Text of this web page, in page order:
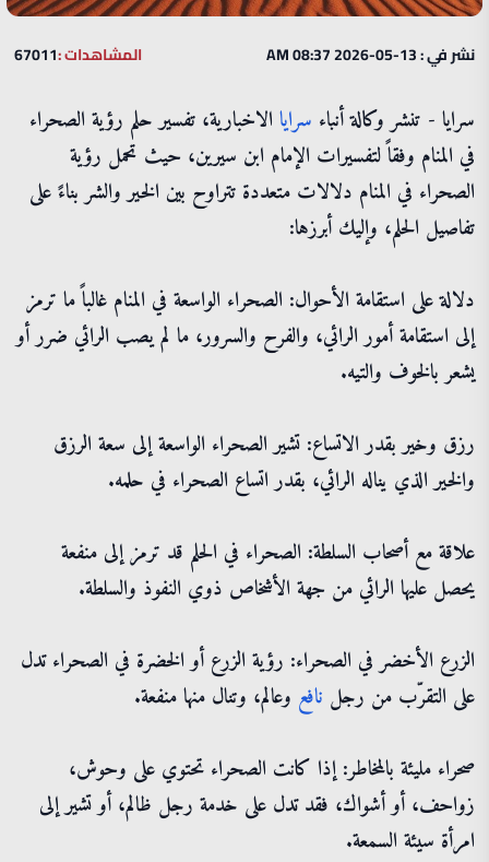
نشر في : 13-05-2026 08:37 AM المشاهدات :67011
سرايا - تنشر وكالة أنباء سرايا الاخبارية، تفسير حلم رؤية الصحراء
في المنام وفقاً لتفسيرات الإمام ابن سيرين، حيث تحمل رؤية
الصحراء في المنام دلالات متعددة تتراوح بين الخير والشر بناءً على
تفاصيل الحلم، وإليك أبرزها:
دلالة على استقامة الأحوال: الصحراء الواسعة في المنام غالباً ما ترمز
إلى استقامة أمور الرائي، والفرح والسرور، ما لم يصب الرائي ضرر أو
يشعر بالخوف والتيه.
رزق وخير بقدر الاتساع: تشير الصحراء الواسعة إلى سعة الرزق
والخير الذي يناله الرائي، بقدر اتساع الصحراء في حلمه.
علاقة مع أصحاب السلطة: الصحراء في الحلم قد ترمز إلى منفعة
يحصل عليها الرائي من جهة الأشخاص ذوي النفوذ والسلطة.
الزرع الأخضر في الصحراء: رؤية الزرع أو الخضرة في الصحراء تدل
على التقرّب من رجل نافع وعالم، وتنال منها منفعة.
صحراء مليئة بالمخاطر: إذا كانت الصحراء تحتوي على وحوش،
زواحف، أو أشواك، فقد تدل على خدمة رجل ظالم، أو تشير إلى
امرأة سيئة السمعة.